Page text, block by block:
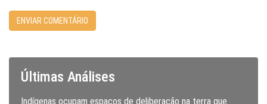
Últimas Análises
Indígenas ocupam espaços de deliberação na terra que